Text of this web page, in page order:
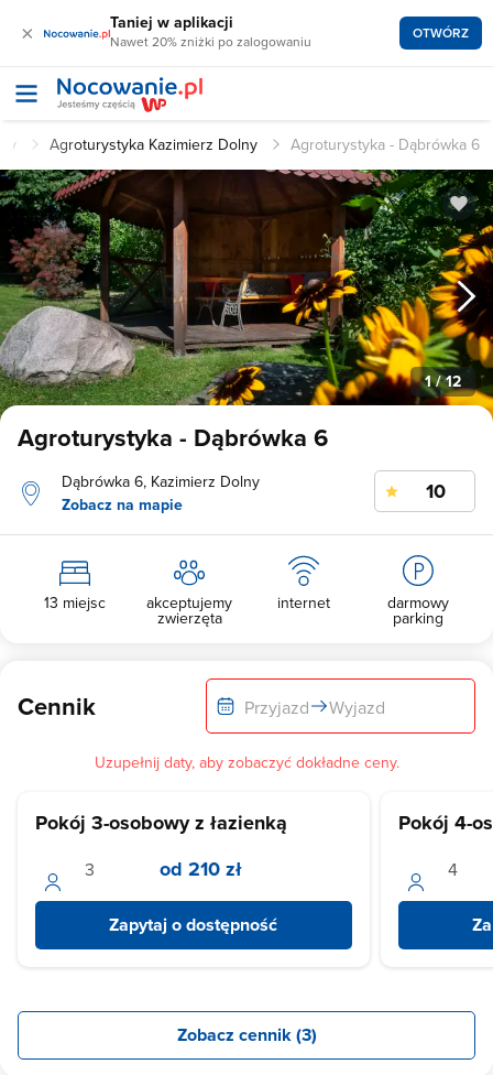
× Taniej w aplikacji
Nawet 20% zniżki po zalogowaniu OTWÓRZ
Agroturystyka Kazimierz Dolny Agroturystyka - Dąbrówka 6
1/ 12
Agroturystyka - Dąbrówka 6
Dąbrówka 6, Kazimierz Dolny
Zobacz na mapie
10
13 miejsc akceptujemy
zwierzęta
internet darmowy
parking
Cennik Przyjazd Wyjazd
Uzupełnij daty, aby zobaczyć dokładne ceny.
Pokój 3-osobowy z łazienką
od 210 zł
Zapytaj o dostępność
Pokój 4-
Zobacz cennik (3)